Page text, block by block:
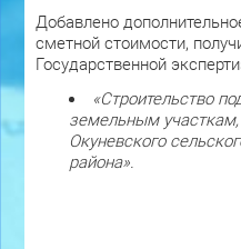
Добавлено
сметной стоимости,
Государственной
«Строительство
земельным
Окуневского
района».